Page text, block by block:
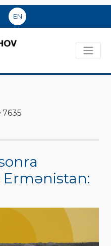
EN
7635
Ermənistan: